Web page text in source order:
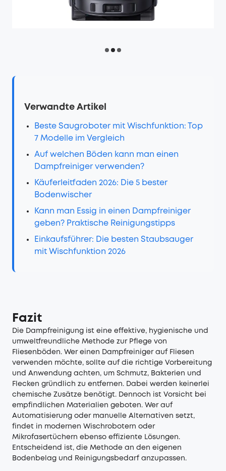
Verwandte Artikel
Beste Saugroboter mit Wischfunktion: Top
7 Modelle im Vergleich
Auf welchen Böden kann man einen
Dampfreiniger verwenden?
Käuferleitfaden 2026: Die 5 bester
Bodenwischer
Kann man Essig in einen Dampfreiniger
geben? Praktische Reinigungstipps
Einkaufsführer: Die besten Staubsauger
mit Wischfunktion 2026
Fazit
Die Dampfreinigung ist eine effektive, hygienische und
umweltfreundliche Methode zur Pflege von
Fliesenböden. Wer einen Dampfreiniger auf Fliesen
verwenden möchte, sollte auf die richtige Vorbereitung
und Anwendung achten, um Schmutz, Bakterien und
Flecken gründlich zu entfernen. Dabei werden keinerlei
chemische Zusätze benötigt. Dennoch ist Vorsicht bei
empfindlichen Materialien geboten. Wer auf
Automatisierung oder manuelle Alternativen setzt,
findet in modernen Wischrobotern oder
Mikrofasertüchern ebenso effiziente Lösungen.
Entscheidend ist, die Methode an den eigenen
Bodenbelag und Reinigungsbedarf anzupassen.